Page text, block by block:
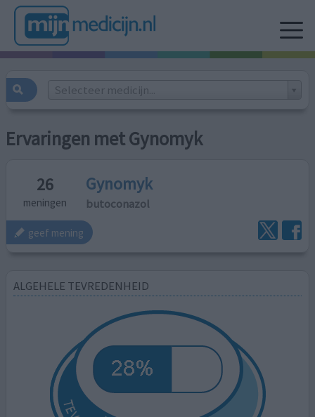
Selecteer medicijn...
Ervaringen met Gynomyk
26
meningen
Gynomyk
butoconazol
geef mening
ALGEHELE TEVREDENHEID